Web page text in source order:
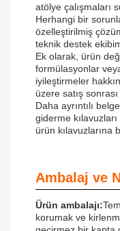
atölye çalışmaları
Herhangi bir
özelleştirilmiş
teknik destek
Ek olarak, ürün
formülasyonlar
iyileştirmeler
üzere satış
Daha ayrıntılı
giderme
ürün kılavuzlarına
Ambalaj ve
Ürün ambalajı:
korumak ve